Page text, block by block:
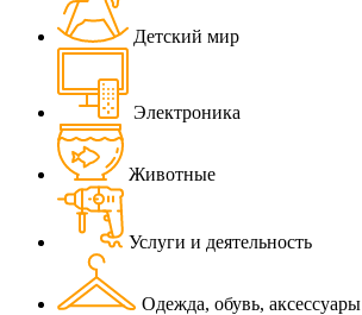
Детский мир
Электроника
Животные
Услуги и деятельность
Одежда, обувь, аксессуары